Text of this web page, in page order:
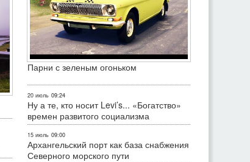
Парни с зеленым огоньком
20 июль 09:24
Ну а те, кто носит Levi’s... «Богатство»
времен развитого социализма
15 июль 09:00
Архангельский порт как база снабжения
Северного морского пути